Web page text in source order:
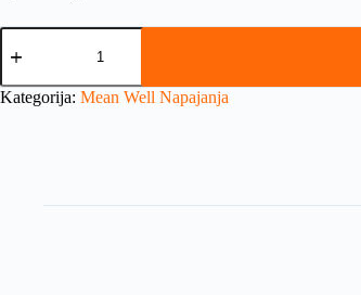
Kategorija: Mean Well Napajanja